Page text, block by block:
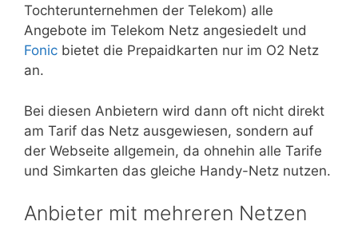
Tochterunternehmen der Telekom) alle
Angebote im Telekom Netz angesiedelt und
Fonic bietet die Prepaidkarten nur im O2 Netz
an.
Bei diesen Anbietern wird dann oft nicht direkt
am Tarif das Netz ausgewiesen, sondern auf
der Webseite allgemein, da ohnehin alle Tarife
und Simkarten das gleiche Handy-Netz nutzen.
Anbieter mit mehreren Netzen